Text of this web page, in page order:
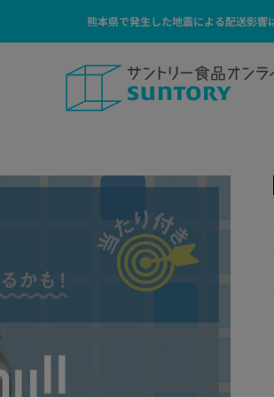
熊本県で発生した地震による配送影響
サントリー食品オンラインスト